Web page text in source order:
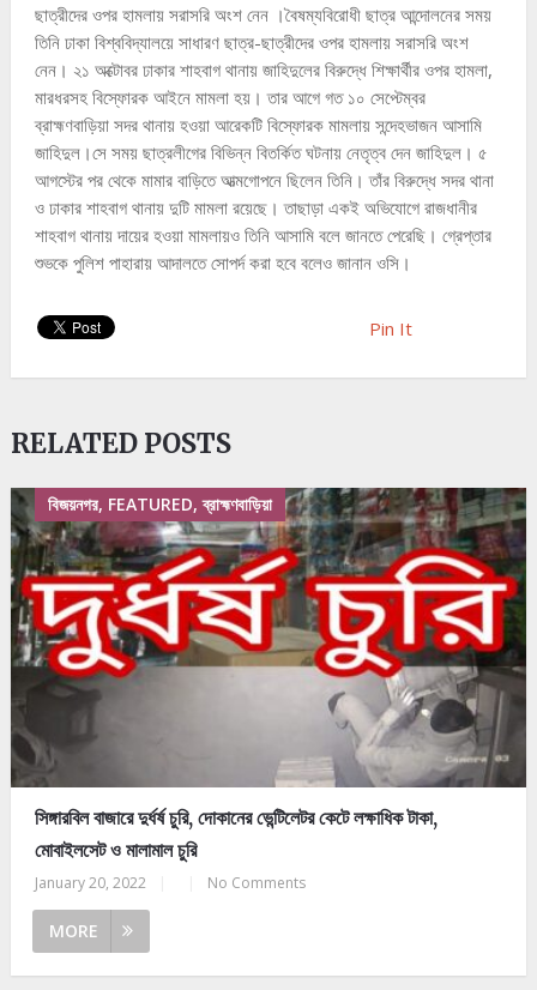
ছাত্রীদের ওপর হামলায় সরাসরি অংশ নেন ।বৈষম্যবিরোধী ছাত্র আন্দোলনের সময়
তিনি ঢাকা বিশ্ববিদ্যালয়ে সাধারণ ছাত্র-ছাত্রীদের ওপর হামলায় সরাসরি অংশ
নেন। ২১ অক্টোবর ঢাকার শাহবাগ থানায় জাহিদুলের বিরুদ্ধে শিক্ষার্থীর ওপর হামলা,
মারধরসহ বিস্ফোরক আইনে মামলা হয়। তার আগে গত ১০ সেপ্টেম্বর
ব্রাহ্মণবাড়িয়া সদর থানায় হওয়া আরেকটি বিস্ফোরক মামলায় সন্দেহভাজন আসামি
জাহিদুল।সে সময় ছাত্রলীগের বিভিন্ন বিতর্কিত ঘটনায় নেতৃত্ব দেন জাহিদুল। ৫
আগস্টের পর থেকে মামার বাড়িতে আত্মগোপনে ছিলেন তিনি। তাঁর বিরুদ্ধে সদর থানা
ও ঢাকার শাহবাগ থানায় দুটি মামলা রয়েছে। তাছাড়া একই অভিযোগে রাজধানীর
শাহবাগ থানায় দায়ের হওয়া মামলায়ও তিনি আসামি বলে জানতে পেরেছি। গ্রেপ্তার
শুভকে পুলিশ পাহারায় আদালতে সোপর্দ করা হবে বলেও জানান ওসি।
Pin It
RELATED POSTS
বিজয়নগর, FEATURED, ব্রাহ্মণবাড়িয়া
সিঙ্গারবিল বাজারে দুর্ধর্ষ চুরি, দোকানের ভেন্টিলেটর কেটে লক্ষাধিক টাকা,
মোবাইলসেট ও মালামাল চুরি
January 20, 2022 No Comments
MORE